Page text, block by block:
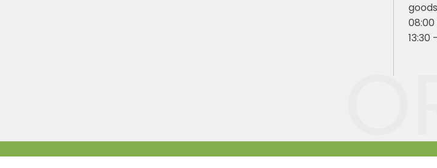
08:00
13:30